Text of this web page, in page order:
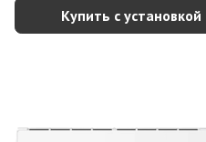
Купить с установкой